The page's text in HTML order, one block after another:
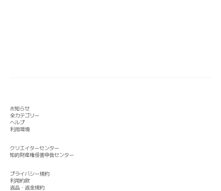
お知らせ
全カテゴリー
ヘルプ
利用環境
クリエイターセンター
知的財産権侵害申告センター
プライバシー規約
利用約款
返品・返金規約